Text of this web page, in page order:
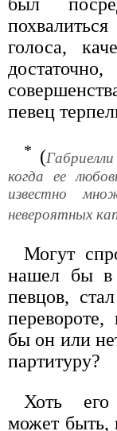
был
голоса,
певец
* (
когда ее
известно
невероятных
Могут
нашел бы в
певцов,
бы он или
партитуру?
Хоть его
может быть,